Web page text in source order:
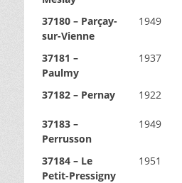
37180 – Parçay-
sur-Vienne
1949
37181 –
Paulmy
1937
37182 – Pernay 1922
37183 –
Perrusson
1949
37184 – Le
Petit-Pressigny
1951